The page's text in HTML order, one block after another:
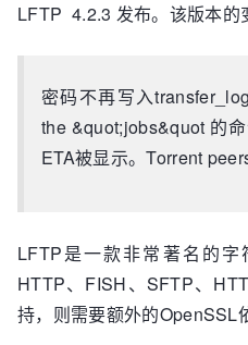
LFTP 4.2.3 发布。该版本的
密码不再写入transfer_log
the &quot;jobs&quot 的
ETA被显示。Torrent
LFTP是一款非常著名的
HTTP、FISH、SFTP、
持，则需要额外的OpenSSL